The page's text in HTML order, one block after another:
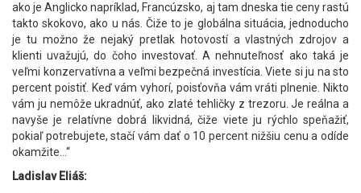
ako je Anglicko napríklad, Francúzsko, aj tam dneska tie ceny rastú
takto skokovo, ako u nás. Čiže to je globálna situácia, jednoducho
je tu možno že nejaký pretlak hotovostí a vlastných zdrojov a
klienti uvažujú, do čoho investovať. A nehnuteľnosť ako taká je
veľmi konzervatívna a veľmi bezpečná investícia. Viete si ju na sto
percent poistiť. Keď vám vyhorí, poisťovňa vám vráti plnenie. Nikto
vám ju nemôže ukradnúť, ako zlaté tehličky z trezoru. Je reálna a
navyše je relatívne dobrá likvidná, čiže viete ju rýchlo speňažiť,
pokiaľ potrebujete, stačí vám dať o 10 percent nižšiu cenu a odíde
okamžite...“
Ladislav Eliáš: